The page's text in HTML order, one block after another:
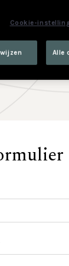
24
Cookie-
Alle